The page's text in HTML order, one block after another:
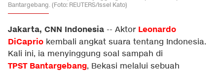
Bantargebang. (Foto: REUTERS/Issei Kato)
Jakarta, CNN Indonesia -- Aktor Leonardo
DiCaprio kembali angkat suara tentang Indonesia.
Kali ini, ia menyinggung soal sampah di
TPST Bantargebang, Bekasi melalui sebuah